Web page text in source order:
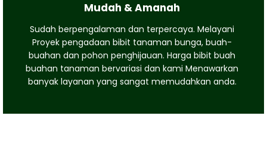
Mudah & Amanah
Sudah berpengalaman dan terpercaya. Melayani
Proyek pengadaan bibit tanaman bunga, buah-
buahan dan pohon penghijauan. Harga bibit buah
buahan tanaman bervariasi dan kami Menawarkan
banyak layanan yang sangat memudahkan anda.